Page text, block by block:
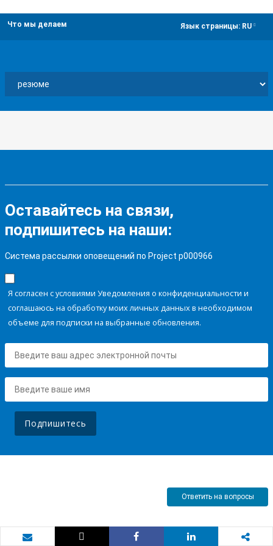
Что мы делаем Язык страницы: RU
Оставайтесь на связи,
подпишитесь на наши:
Система рассылки оповещений по Project p000966
Я согласен с условиями Уведомления о конфиденциальности и
соглашаюсь на обработку моих личных данных в необходимом
объеме для подписки на выбранные обновления.
Подпишитесь
Ответить на вопросы